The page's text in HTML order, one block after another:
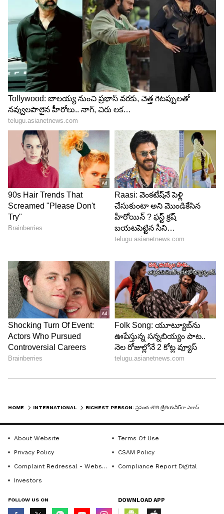
అధిగమించినట్లు విశ్లేషణలు చెబుతున్నాయి.
5
Image Credit :Asianet News
భారత్‌తో పోలిస్తే ఎంత?
భారత్ ప్రస్తుతం ప్రపంచంలోనే వేగంగా ఎదుగుతున్న ప్రధాన
ఆర్థిక వ్యవస్థల్లో ఒకటి. భారత జీడీపీ సుమారు 4 ట్రిలియన్
డాలర్లకు పైగా ఉండగా, మస్క్ సంపద దాదాపు దాని
నాలుగో వంతుకు సమానంగా ఉందని అంచనా వేస్తున్నారు.
అంటే ఒక వ్యక్తి సంపదే అనేక దేశాల ఆర్థిక వ్యవస్థలకు
సమానంగా ఉండటం ప్రపంచవ్యాప్తంగా చర్చనీయాంశంగా
HOME INTERNATIONAL
About Website
Terms Of Use
Privacy Policy
CSAM Policy
Complaint Redressal - Website
Compliance Report Digital
Investors
FOLLOW US ON DOWNLOAD APP